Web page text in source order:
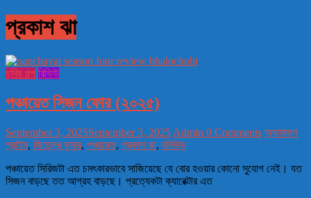
প্রকাশ ঝা
ছবির গল্প রিভিউ
পঞ্চায়েত সিজন ফোর (২০২৫)
September 3, 2025September 3, 2025 Admin 0 Comments অ্যামাজন
প্রাইম, জিতেন্দ্র কুমার, পঞ্চায়েত, প্রকাশ ঝা, বলিউড
পঞ্চায়েত সিরিজটা এত চমৎকারভাবে সাজিয়েছে যে বোর হওয়ার কোনো সুযোগ নেই। যত
সিজন বাড়ছে তত আগ্রহ বাড়ছে। প্রত্যেকটা ক্যারেক্টার এত